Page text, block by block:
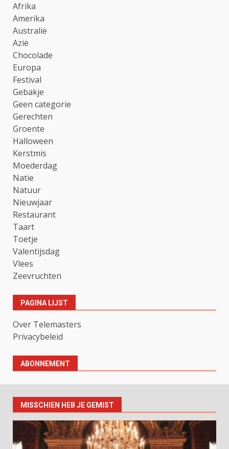
Afrika
Amerika
Australië
Azië
Chocolade
Europa
Festival
Gebakje
Geen categorie
Gerechten
Groente
Halloween
Kerstmis
Moederdag
Natie
Natuur
Nieuwjaar
Restaurant
Taart
Toetje
Valentijsdag
Vlees
Zeevruchten
PAGINA LIJST
Over Telemasters
Privacybeleid
ABONNEMENT
MISSCHIEN HEB JE GEMIST